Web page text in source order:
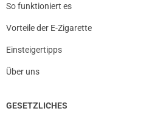
So funktioniert es
Vorteile der E-Zigarette
Einsteigertipps
Über uns
GESETZLICHES